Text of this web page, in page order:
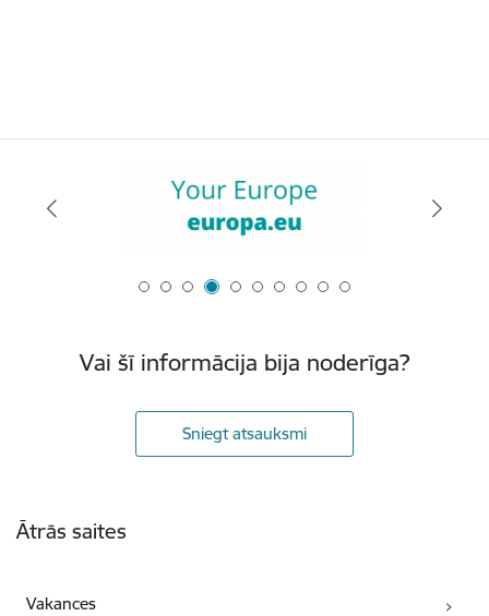
Vai šī informācija bija noderīga?
Sniegt atsauksmi
Ātrās saites
Vakances